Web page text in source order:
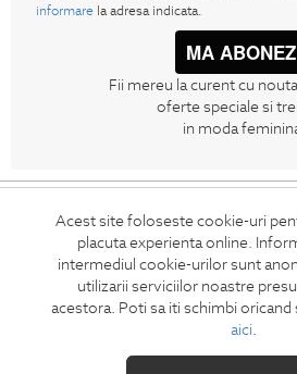
Acest site foloseste cookie-uri
placuta experienta online.
intermediul cookie-urilor sunt
utilizarii serviciilor noastre
acestora. Poti sa iti schimbi
aici.
informare la adresa indicata.
MA ABONEZ
Fii mereu la curent cu
oferte speciale si
in moda
Termeni si conditii
Retur
Securitatea
Feedback site
ANPC